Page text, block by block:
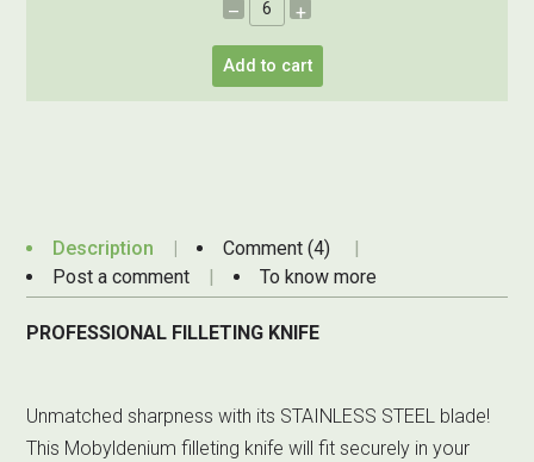
– +
Add to cart
Description
Comment (4)
Post a comment
To know more
PROFESSIONAL FILLETING KNIFE
Unmatched sharpness with its STAINLESS STEEL blade!
This Mobyldenium filleting knife will fit securely in your